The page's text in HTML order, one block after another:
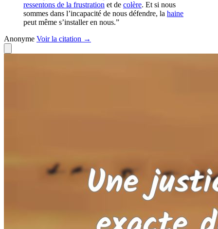
ressentons de la frustration et de colère. Et si nous
sommes dans l’incapacité de nous défendre, la haine
peut même s’installer en nous.”
Anonyme Voirla citation →